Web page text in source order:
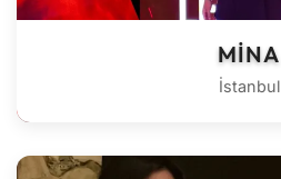
MINA
İstanbul